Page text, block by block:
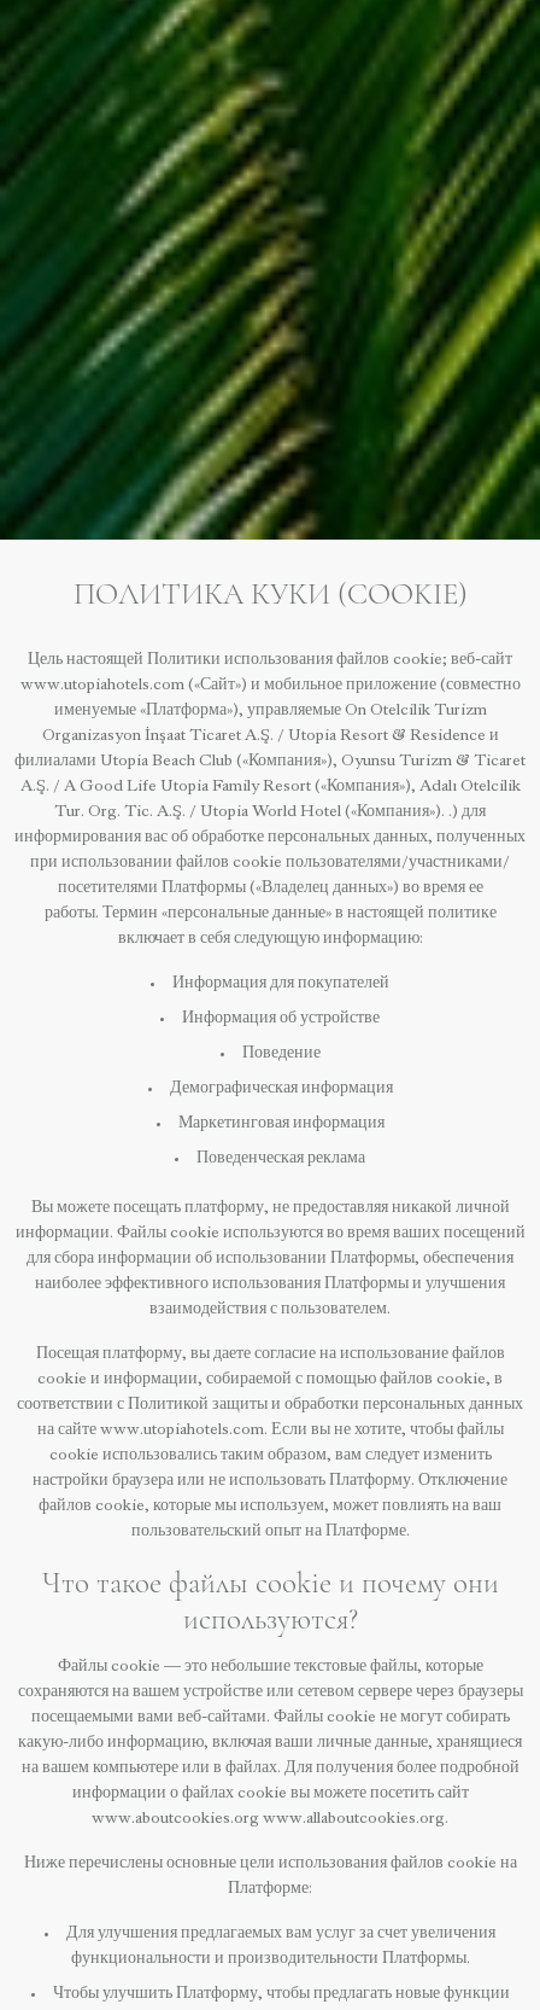
ПОЛИТИКА КУКИ (COOKIE)
Цель настоящей Политики использования файлов cookie; веб-сайт
www.utopiahotels.com («Сайт») и мобильное приложение (совместно
именуемые «Платформа»), управляемые On Otelcilik Turizm
Organizasyon İnşaat Ticaret A.Ş. / Utopia Resort & Residence и
филиалами Utopia Beach Club («Компания»), Oyunsu Turizm & Ticaret
A.Ş. / A Good Life Utopia Family Resort («Компания»), Adalı Otelcilik
Tur. Org. Tic. A.Ş. / Utopia World Hotel («Компания»). .) для
информирования вас об обработке персональных данных, полученных
при использовании файлов cookie пользователями/участниками/
посетителями Платформы («Владелец данных») во время ее
работы. Термин «персональные данные» в настоящей политике
включает в себя следующую информацию:
Информация для покупателей
Информация об устройстве
Поведение
Демографическая информация
Маркетинговая информация
Поведенческая реклама
Вы можете посещать платформу, не предоставляя никакой личной
информации. Файлы cookie используются во время ваших посещений
для сбора информации об использовании Платформы, обеспечения
наиболее эффективного использования Платформы и улучшения
взаимодействия с пользователем.
Посещая платформу, вы даете согласие на использование файлов
cookie и информации, собираемой с помощью файлов cookie, в
соответствии с Политикой защиты и обработки персональных данных
на сайте www.utopiahotels.com. Если вы не хотите, чтобы файлы
cookie использовались таким образом, вам следует изменить
настройки браузера или не использовать Платформу. Отключение
файлов cookie, которые мы используем, может повлиять на ваш
пользовательский опыт на Платформе.
Что такое файлы cookie и почему они
используются?
Файлы cookie — это небольшие текстовые файлы, которые
сохраняются на вашем устройстве или сетевом сервере через браузеры
посещаемыми вами веб-сайтами. Файлы cookie не могут собирать
какую-либо информацию, включая ваши личные данные, хранящиеся
на вашем компьютере или в файлах. Для получения более подробной
информации о файлах cookie вы можете посетить сайт
www.aboutcookies.org www.allaboutcookies.org.
Ниже перечислены основные цели использования файлов cookie на
Платформе:
Для улучшения предлагаемых вам услуг за счет увеличения
функциональности и производительности Платформы.
Чтобы улучшить Платформу, чтобы предлагать новые функции